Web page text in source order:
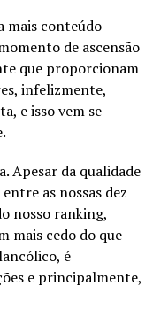
mais conteúdo
de ascensão
que proporcionam
infelizmente,
e isso vem se
Apesar da qualidade
as nossas dez
nosso ranking,
mais cedo do que
é
e principalmente,